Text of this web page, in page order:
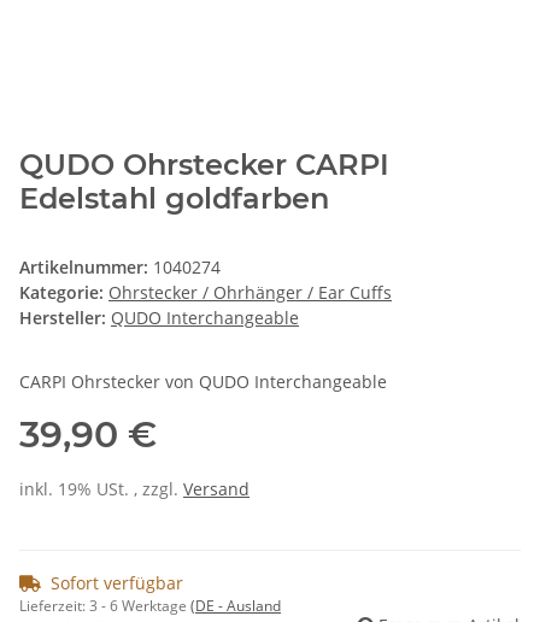
QUDO Ohrstecker CARPI
Edelstahl goldfarben
Artikelnummer: 1040274
Kategorie: Ohrstecker / Ohrhänger / Ear Cuffs
Hersteller: QUDO Interchangeable
CARPI Ohrstecker von QUDO Interchangeable
39,90 €
inkl. 19% USt. , zzgl. Versand
Sofort verfügbar
Lieferzeit:3 - 6 Werktage (DE - Ausland